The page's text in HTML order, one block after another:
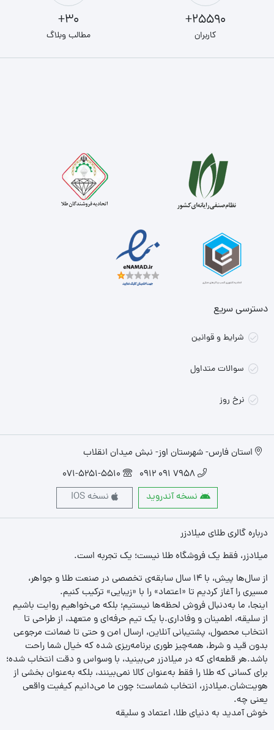
25590+
کاربران
30+
مطالب وبلاگ
دسترسی سریع
شرایط و قوانین
سوالات متداول
نرخ روز
استان فارس- شهرستان اوز- نبش میدان انقلاب
7958 091 0912
071-5251-5510
نسخه آندروید
نسخه IOS
درباره گالری طلای میلادزر
میلادزر، فقط یک فروشگاه طلا نیست؛ یک تجربه‌ است.
از سال‌ها پیش، با ۱۴ سال سابقه‌ی تخصصی در صنعت طلا و جواهر،
مسیری را آغاز کردیم تا «اعتماد» را با «زیبایی» ترکیب کنیم.
اینجا، ما به‌دنبال فروش لحظه‌ها نیستیم؛ بلکه می‌خواهیم روایت باشیم
از سلیقه، اطمینان و وفاداری.با یک تیم حرفه‌ای و متعهد، از طراحی تا
انتخاب محصول، پشتیبانی آنلاین، ارسال امن و حتی تا ضمانت مرجوعی
بدون قید و شرط، همه‌چیز طوری برنامه‌ریزی شده که خیال شما راحت
باشد.هر قطعه‌ای که در میلادزر می‌بینید، با وسواس و دقت انتخاب شده؛
برای کسانی که طلا را فقط به‌عنوان کالا نمی‌بینند، بلکه به‌عنوان بخشی از
هویت‌شان.میلادزر، انتخاب شماست؛ چون ما می‌دانیم کیفیت واقعی
یعنی چه.
خوش آمدید به دنیای طلا، اعتماد و سلیقه